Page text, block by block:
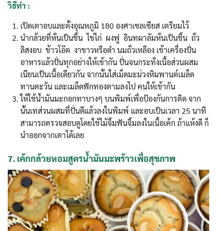
วิธีทำ :
เปิดเตาอบและตั้งอุณหภูมิ 180 องศาเซลเซียส เตรียมไว้
นำกล้วยที่หั่นเป็นชิ้น ไข่ไก่ ผงฟู อินทผาลัมหั่นเป็นชิ้น ถั่ว
ลิสงอบ ข้าวโอ๊ต งาขาวหรือดำ นมถั่วเหลือง เข้าเครื่องปั่น
อาหารแล้วปั่นทุกอย่างให้เข้ากัน ปั่นจนกระทั่งเนื้อส่วนผสม
เนียนเป็นเนื้อเดียวกัน จากนั้นใส่เม็ดมะม่วงหิมพานต์เมล็ด
ทานตะวัน และเมล็ดฟักทองตามลงไป คนให้เข้ากัน
ให้ใช้น้ำมันมะกอกทาบางๆ บนพิมพ์เพื่อป้องกันการติด จาก
นั้นเทส่วนผสมที่ปั่นดีแล้วลงในพิมพ์ และอบเป็นเวลา 25 นาที
สามารถตรวจสอบดูโดยใช้ไม้จิ้มฟันจิ้มลงในเนื้อเค้ก ถ้าแห้งดี ก็
นำออกจากเตาได้เลย
7. เค้กกล้วยหอมสูตรน้ำมันมะพร้าวเพื่อสุขภาพ